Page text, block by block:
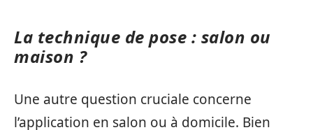
La technique de pose : salon ou
maison ?
Une autre question cruciale concerne
l’application en salon ou à domicile. Bien